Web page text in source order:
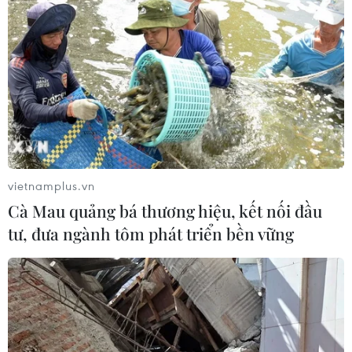
thành lập Sở giao dịch hàng hóa
05/08/2026 14:59
Foxconn đạt doanh thu cao kỷ lục
nhờ nhu cầu mạnh đối với AI
05/08/2026 13:41
Hãng Walt Disney ký thỏa thuận
chưa từng có tiền lệ với TikTok
05/08/2026 13:31
Cảng hàng không Quảng Trị tăng
vietnamplus.vn
Cà Mau quảng bá thương hiệu, kết nối đầu
tư, đưa ngành tôm phát triển bền vững